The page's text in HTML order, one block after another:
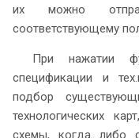
их можно
соответствующему
При нажатии
спецификации и
подбор
технологических
схемы, когда либо